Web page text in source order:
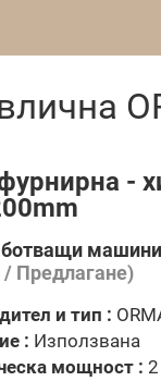
-
машини
Предлагане)
и тип :
: Използвана
мощност :